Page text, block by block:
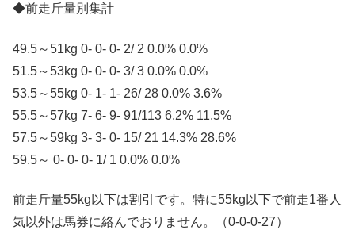
◆前走斤量別集計
49.5～51kg 0- 0- 0- 2/ 2 0.0% 0.0%
51.5～53kg 0- 0- 0- 3/ 3 0.0% 0.0%
53.5～55kg 0- 1- 1- 26/ 28 0.0% 3.6%
55.5～57kg 7- 6- 9- 91/113 6.2% 11.5%
57.5～59kg 3- 3- 0- 15/ 21 14.3% 28.6%
59.5～ 0- 0- 0- 1/ 1 0.0% 0.0%
前走斤量55kg以下は割引です。特に55kg以下で前走1番人
気以外は馬券に絡んでおりません。（0-0-0-27）